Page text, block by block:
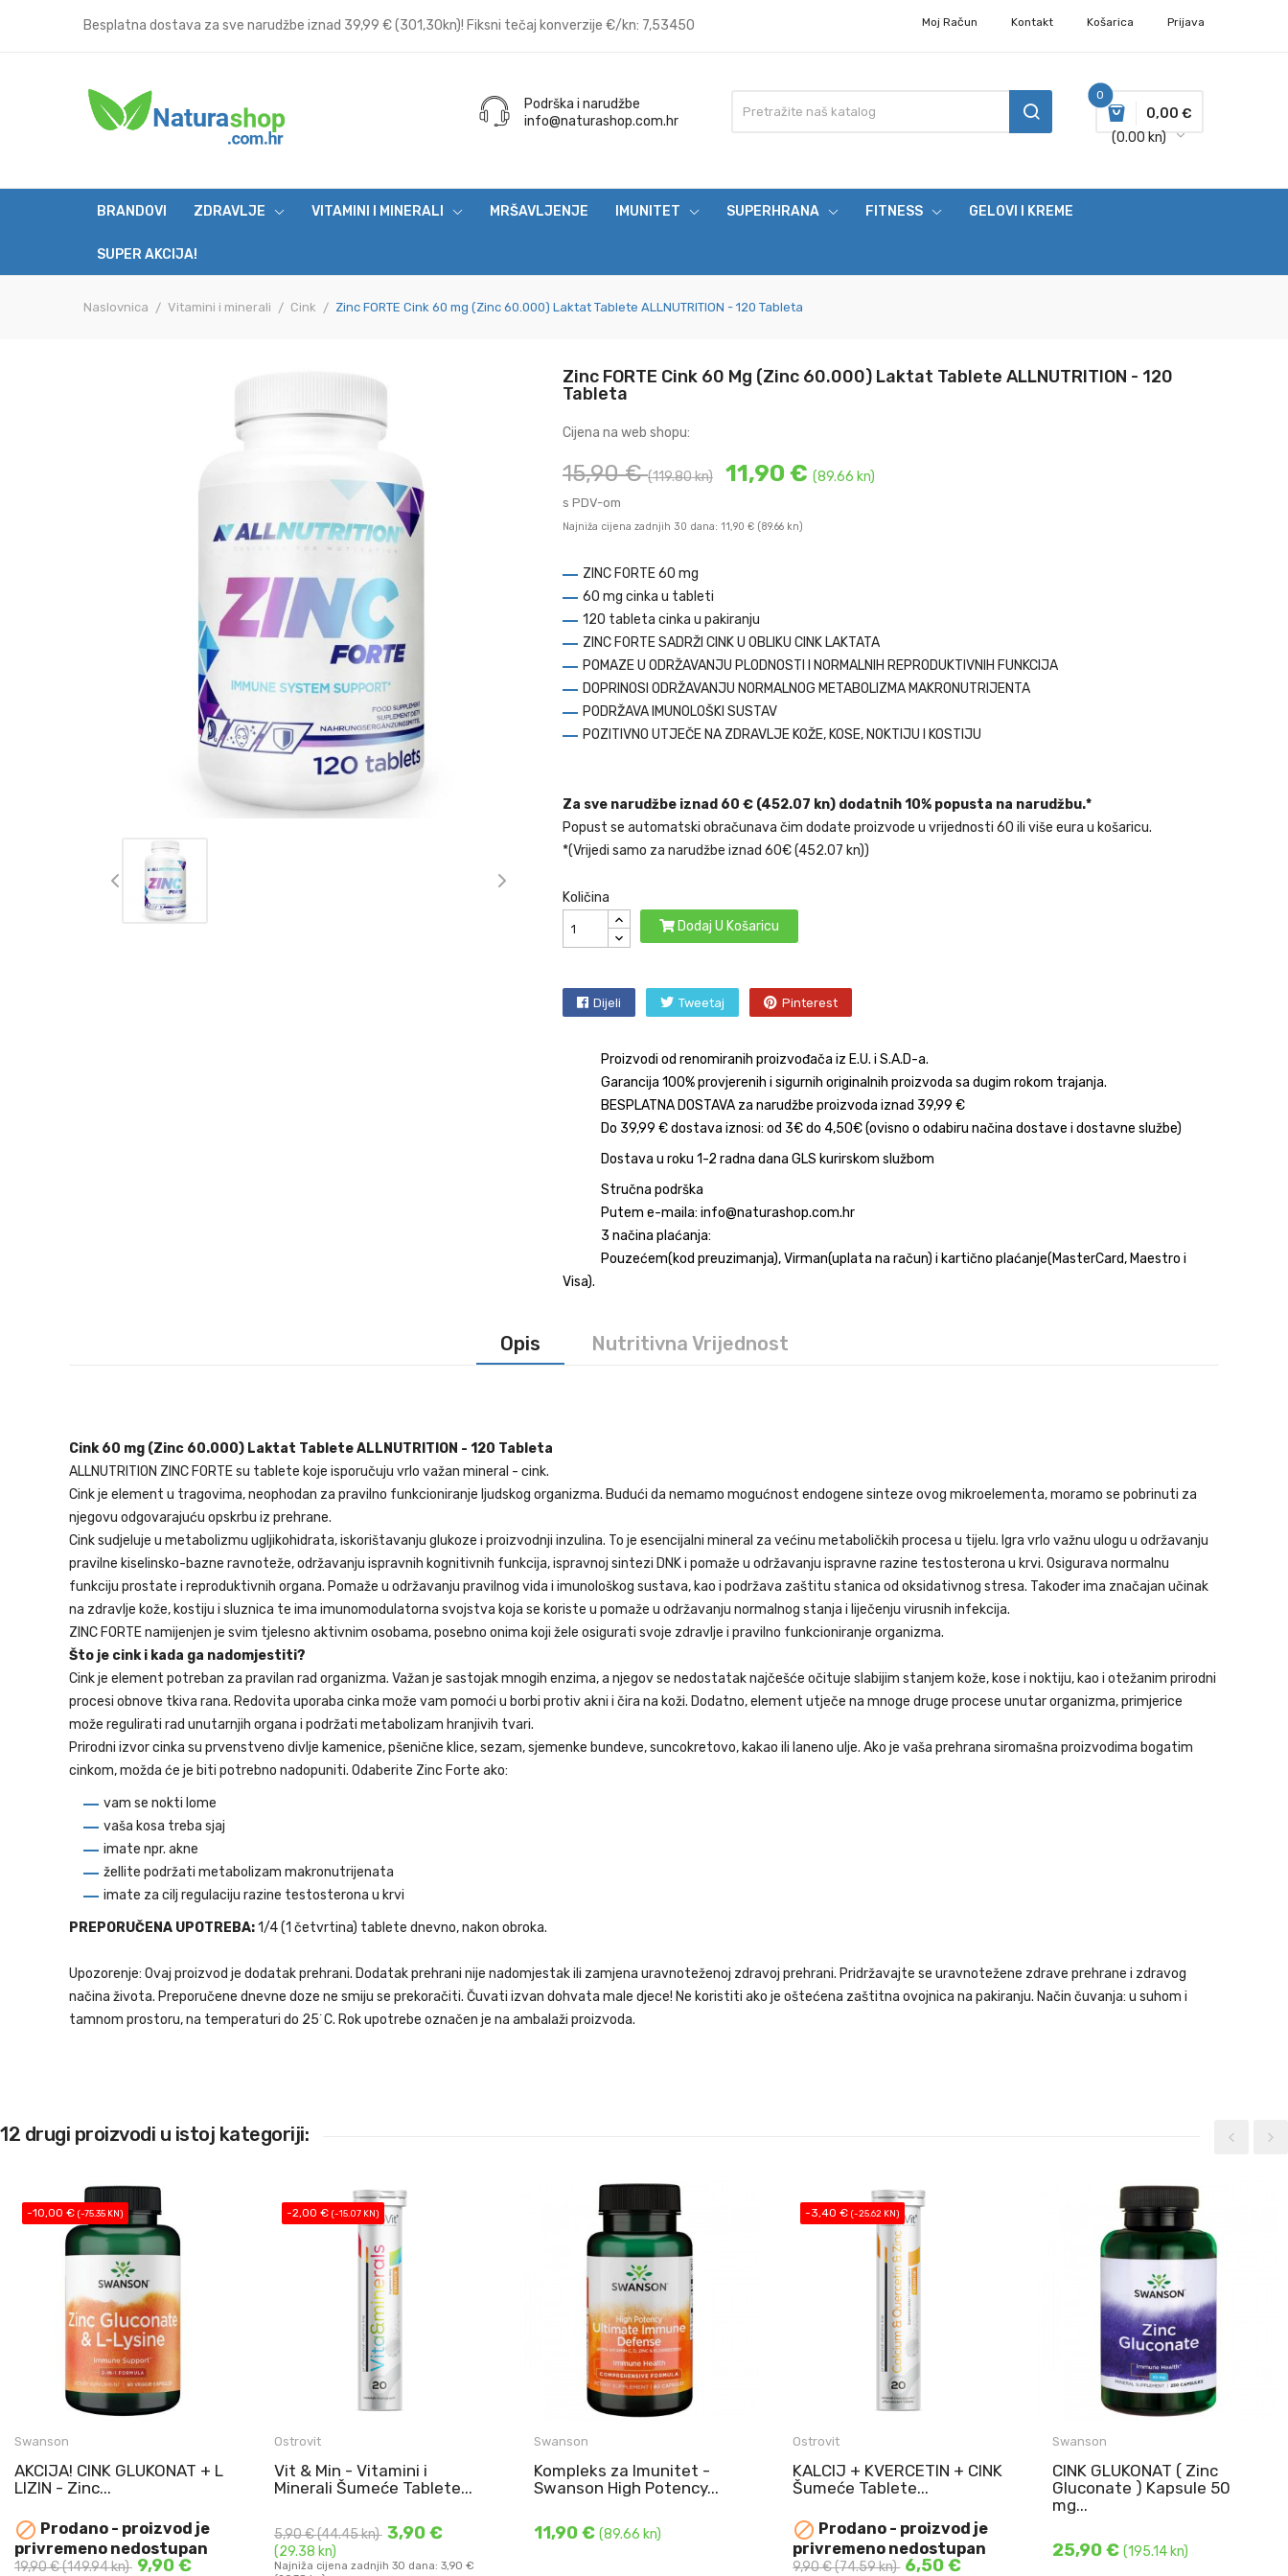
Besplatna dostava za sve narudžbe iznad 39,99 € (301,30kn)! Fiksni tečaj konverzije €/kn: 7,53450 Moj Račun Kontakt Košarica Prijava
0
0,00 €
(0.00 kn)
Podrška i narudžbe
info@naturashop.com.hr
BRANDOVI ZDRAVLJE VITAMINI I MINERALI MRŠAVLJENJE IMUNITET SUPERHRANA FITNESS GELOVI I KREME
SUPER AKCIJA!
Naslovnica Vitamini i minerali Cink Zinc FORTE Cink 60 mg (Zinc 60.000) Laktat Tablete ALLNUTRITION - 120 Tableta
Zinc FORTE Cink 60 Mg (Zinc 60.000) Laktat Tablete ALLNUTRITION - 120
Tableta
Cijena na web shopu:
15,90 €(119.80 kn) 11,90 € (89.66 kn)
s PDV-om
Najniža cijena zadnjih 30 dana: 11,90 € (89.66 kn)
ZINC FORTE 60 mg
60 mg cinka u tableti
120 tableta cinka u pakiranju
ZINC FORTE SADRŽI CINK U OBLIKU CINK LAKTATA
POMAZE U ODRŽAVANJU PLODNOSTI I NORMALNIH REPRODUKTIVNIH FUNKCIJA
DOPRINOSI ODRŽAVANJU NORMALNOG METABOLIZMA MAKRONUTRIJENTA
PODRŽAVA IMUNOLOŠKI SUSTAV
POZITIVNO UTJEČE NA ZDRAVLJE KOŽE, KOSE, NOKTIJU I KOSTIJU
Za sve narudžbe iznad 60 € (452.07 kn) dodatnih 10% popusta na narudžbu.*
Popust se automatski obračunava čim dodate proizvode u vrijednosti 60 ili više eura u košaricu.
*(Vrijedi samo za narudžbe iznad 60€ (452.07 kn))
Količina
Dodaj U Košaricu
Dijeli Tweetaj Pinterest
Proizvodi od renomiranih proizvođača iz E.U. i S.A.D-a.
Garancija 100% provjerenih i sigurnih originalnih proizvoda sa dugim rokom trajanja.
BESPLATNA DOSTAVA za narudžbe proizvoda iznad 39,99 €
Do 39,99 € dostava iznosi: od 3€ do 4,50€ (ovisno o odabiru načina dostave i dostavne službe)
Dostava u roku 1-2 radna dana GLS kurirskom službom
Stručna podrška
Putem e-maila: info@naturashop.com.hr
3 načina plaćanja:
Pouzećem(kod preuzimanja), Virman(uplata na račun) i kartično plaćanje(MasterCard, Maestro i
Visa).
Opis Nutritivna Vrijednost
Cink 60 mg (Zinc 60.000) Laktat Tablete ALLNUTRITION - 120 Tableta
ALLNUTRITION ZINC FORTE su tablete koje isporučuju vrlo važan mineral - cink.
Cink je element u tragovima, neophodan za pravilno funkcioniranje ljudskog organizma. Budući da nemamo mogućnost endogene sinteze ovog mikroelementa, moramo se pobrinuti za
njegovu odgovarajuću opskrbu iz prehrane.
Cink sudjeluje u metabolizmu ugljikohidrata, iskorištavanju glukoze i proizvodnji inzulina. To je esencijalni mineral za većinu metaboličkih procesa u tijelu. Igra vrlo važnu ulogu u održavanju
pravilne kiselinsko-bazne ravnoteže, održavanju ispravnih kognitivnih funkcija, ispravnoj sintezi DNK i pomaže u održavanju ispravne razine testosterona u krvi. Osigurava normalnu
funkciju prostate i reproduktivnih organa. Pomaže u održavanju pravilnog vida i imunološkog sustava, kao i podržava zaštitu stanica od oksidativnog stresa. Također ima značajan učinak
na zdravlje kože, kostiju i sluznica te ima imunomodulatorna svojstva koja se koriste u pomaže u održavanju normalnog stanja i liječenju virusnih infekcija.
ZINC FORTE namijenjen je svim tjelesno aktivnim osobama, posebno onima koji žele osigurati svoje zdravlje i pravilno funkcioniranje organizma.
Što je cink i kada ga nadomjestiti?
Cink je element potreban za pravilan rad organizma. Važan je sastojak mnogih enzima, a njegov se nedostatak najčešće očituje slabijim stanjem kože, kose i noktiju, kao i otežanim prirodni
procesi obnove tkiva rana. Redovita uporaba cinka može vam pomoći u borbi protiv akni i čira na koži. Dodatno, element utječe na mnoge druge procese unutar organizma, primjerice
može regulirati rad unutarnjih organa i podržati metabolizam hranjivih tvari.
Prirodni izvor cinka su prvenstveno divlje kamenice, pšenične klice, sezam, sjemenke bundeve, suncokretovo, kakao ili laneno ulje. Ako je vaša prehrana siromašna proizvodima bogatim
cinkom, možda će je biti potrebno nadopuniti. Odaberite Zinc Forte ako:
vam se nokti lome
vaša kosa treba sjaj
imate npr. akne
žellite podržati metabolizam makronutrijenata
imate za cilj regulaciju razine testosterona u krvi
PREPORUČENA UPOTREBA:1/4 (1 četvrtina) tablete dnevno, nakon obroka.
Upozorenje: Ovaj proizvod je dodatak prehrani. Dodatak prehrani nije nadomjestak ili zamjena uravnoteženoj zdravoj prehrani. Pridržavajte se uravnotežene zdrave prehrane i zdravog
načina života. Preporučene dnevne doze ne smiju se prekoračiti. Čuvati izvan dohvata male djece! Ne koristiti ako je oštećena zaštitna ovojnica na pakiranju. Način čuvanja: u suhom i
tamnom prostoru, na temperaturi do 25˙C. Rok upotrebe označen je na ambalaži proizvoda.
12 drugi proizvodi u istoj kategoriji:
-10,00 € (-75.35 KN)
Swanson
AKCIJA! CINK GLUKONAT + L
LIZIN - Zinc...
 Prodano - proizvod je
privremeno nedostupan
19,90 €(149.94 kn) 9,90 €
NAJBOLJE UPOTRIJEBITI DO:
1 KOM. NA STANJU
CINK GLUKONAT ...
-2,00 € (-15.07 KN)
Ostrovit
Vit & Min - Vitamini i
Minerali Šumeće Tablete...
5,90 €(44.45 kn) 3,90 €
(29.38 kn)
Najniža cijena zadnjih 30 dana: 3,90 €
Vit & Min - Vitamini i Minerali
Šumeće Tablete - ČAK 21 Aktivni
DODAJ U KOŠARICU
Swanson
Kompleks za Imunitet -
Swanson High Potency...
11,90 € (89.66 kn)
Kompleks za obranu imuniteta
4 u 1 - Swanson High Potency
-3,40 €(-25.62 KN)
Ostrovit
KALCIJ + KVERCETIN + CINK
Šumeće Tablete...
 Prodano - proizvod je
privremeno nedostupan
9,90 €(74.59 kn) 6,50 €
KALCIJ + KVERCETIN + CINK
QUERCETIN & Zinc ...
Swanson
CINK GLUKONAT ( Zinc
Gluconate ) Kapsule 50
mg...
25,90 €(195.14 kn)
Swanson Cink glukonat
50 mg po kapsuli
250 kapsula u ...